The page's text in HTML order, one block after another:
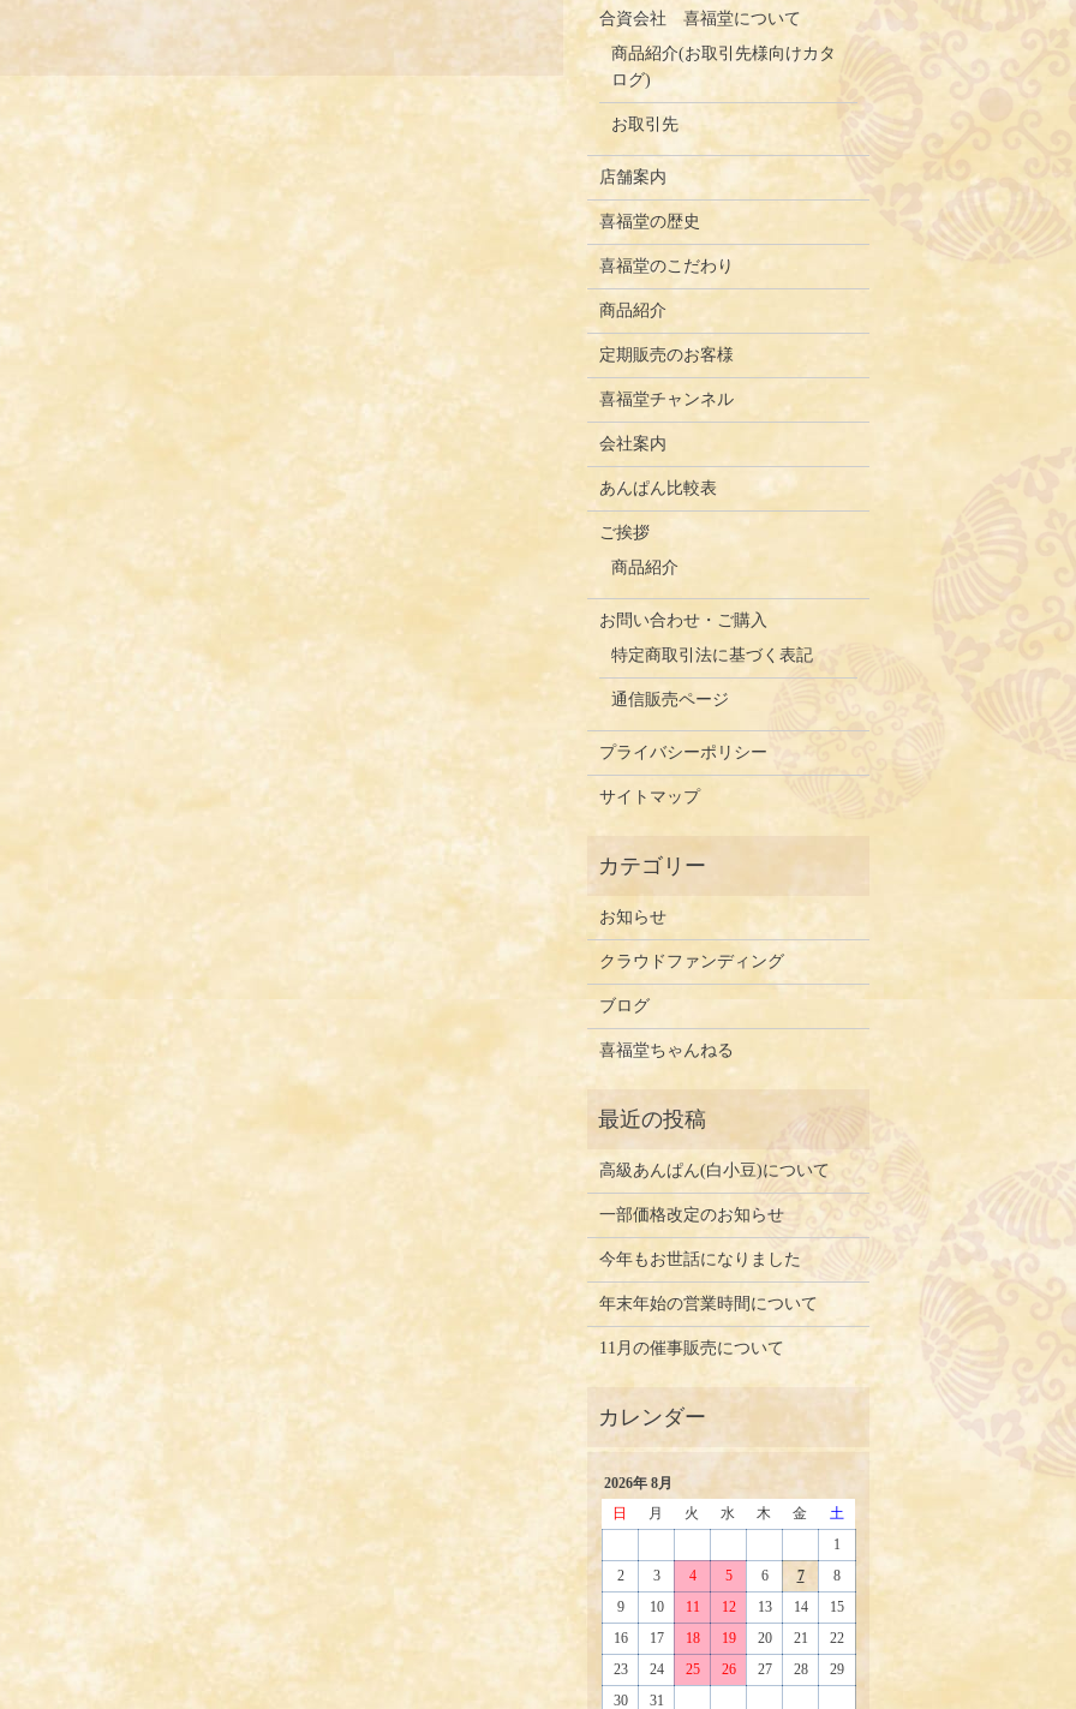
合資会社 喜福堂について
商品紹介(お取引先様向けカタ
ログ)
お取引先
店舗案内
喜福堂の歴史
喜福堂のこだわり
商品紹介
定期販売のお客様
喜福堂チャンネル
会社案内
あんぱん比較表
ご挨拶
商品紹介
お問い合わせ・ご購入
特定商取引法に基づく表記
通信販売ページ
プライバシーポリシー
サイトマップ
お知らせ
クラウドファンディング
ブログ
喜福堂ちゃんねる
高級あんぱん(白小豆)について
一部価格改定のお知らせ
今年もお世話になりました
年末年始の営業時間について
11月の催事販売について
2026年 8月
日
月 火 水 木 金
土
1
2
3 4 5 6 7
8
9
10 11 12 13 14
15
16
17 18 19 20 21
22
23
24 25 26 27 28
29
30
31